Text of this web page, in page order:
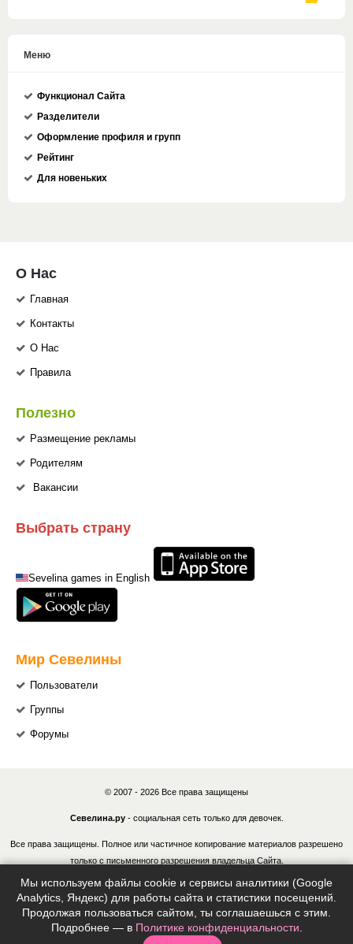
Меню
Функционал Сайта
Разделители
Оформление профиля и групп
Рейтинг
Для новеньких
О Нас
Главная
Контакты
О Нас
Правила
Полезно
Размещение рекламы
Родителям
Вакансии
Выбрать страну
Sevelina games in English
Мир Севелины
Пользователи
Группы
Форумы
© 2007 - 2026 Все права защищены
Севелина.ру- социальная сеть только для девочек.
Все права защищены. Полное или частичное копирование материалов разрешено
только с письменного разрешения владельца Сайта.
В случае обнаружения нарушений, виновные лица могут быть привлечены к
ответственности в соответствии с действующим законодательством Российской
Федерации.
Мы используем файлы cookie и сервисы аналитики (Google
Analytics, Яндекс) для работы сайта и статистики посещений.
Продолжая пользоваться сайтом, ты соглашаешься с этим.
Подробнее — в Политике конфиденциальности